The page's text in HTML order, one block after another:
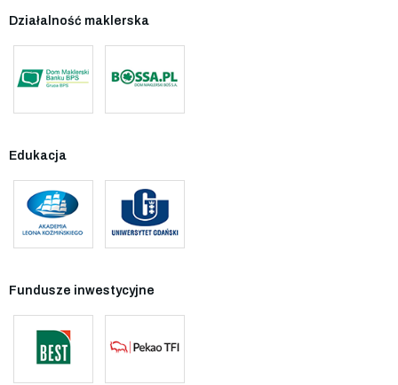
Działalność maklerska
Edukacja
Fundusze inwestycyjne